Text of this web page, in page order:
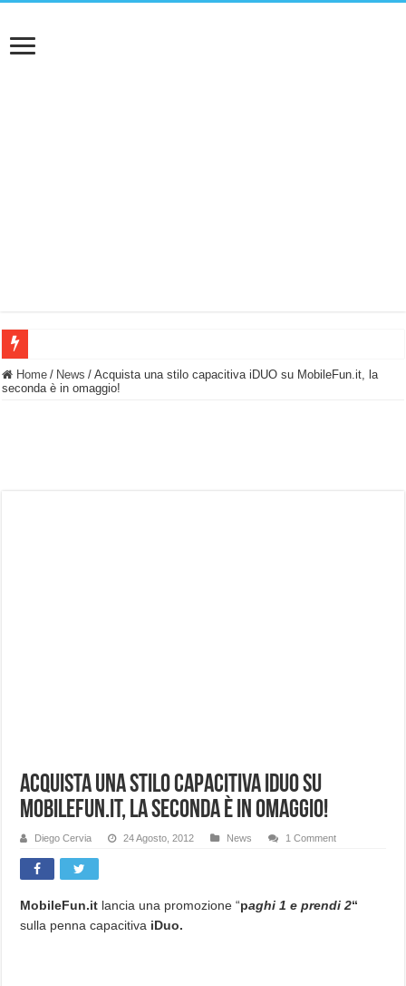
BASTA FATICARE! Questo robot tagliaerba lo appoggi e fa tutto lui! (Senza
Home / News / Acquista una stilo capacitiva iDUO su MobileFun.it, la
seconda è in omaggio!
Acquista una stilo capacitiva iDUO su
MobileFun.it, la seconda è in omaggio!
Diego Cervia 24 Agosto, 2012 News 1 Comment
MobileFun.it lancia una promozione “paghi 1 e prendi 2“
sulla penna capacitiva iDuo.